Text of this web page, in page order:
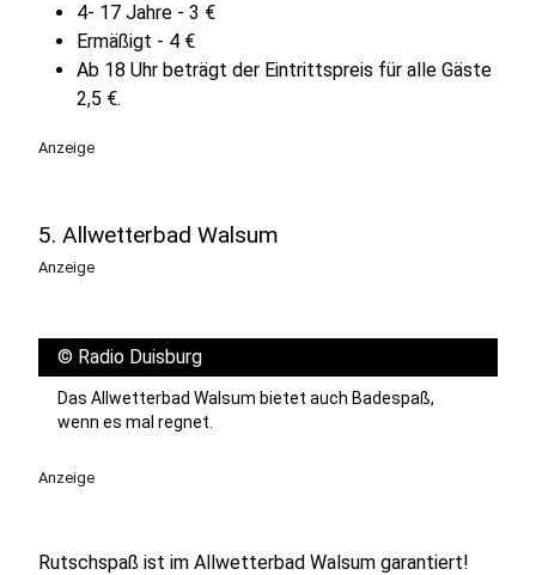
4- 17 Jahre - 3 €
Ermäßigt - 4 €
Ab 18 Uhr beträgt der Eintrittspreis für alle Gäste
2,5 €.
Anzeige
5. Allwetterbad Walsum
Anzeige
© Radio Duisburg
Das Allwetterbad Walsum bietet auch Badespaß,
wenn es mal regnet.
Anzeige
Rutschspaß ist im Allwetterbad Walsum garantiert!